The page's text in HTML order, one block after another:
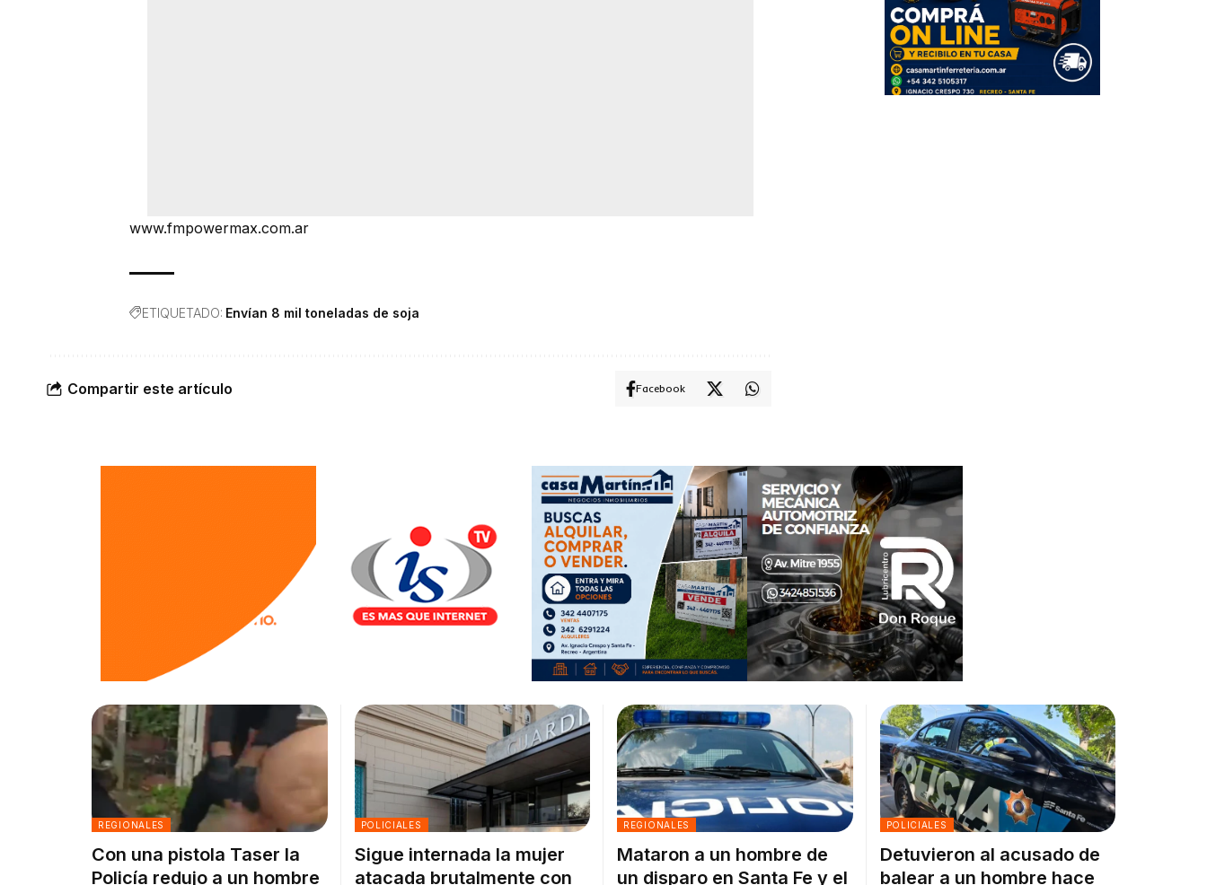
www.fmpowermax.com.ar
ETIQUETADO: Envían 8 mil toneladas de soja
Compartir este artículo Facebook
REGIONALES
Con una pistola Taser la
Policía redujo a un hombre
POLICIALES
Sigue internada la mujer
atacada brutalmente con
REGIONALES
Mataron a un hombre de
un disparo en Santa Fe y el
POLICIALES
Detuvieron al acusado de
balear a un hombre hace